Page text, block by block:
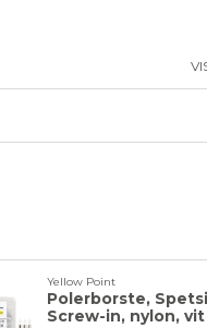
Yellow Point
Polerborste,
Screw-in, nylon, vit